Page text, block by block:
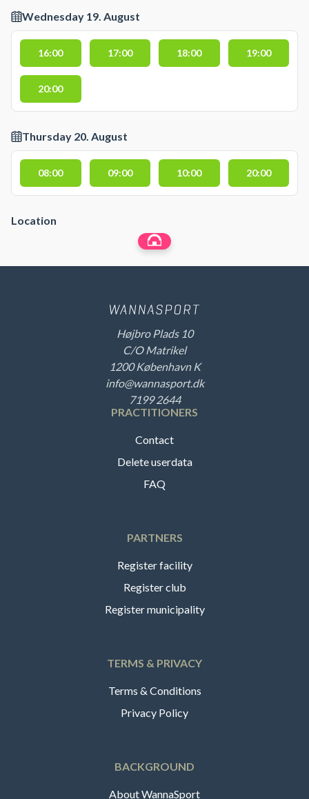
Wednesday 19. August
16:00 17:00 18:00 19:00
20:00
Thursday 20. August
08:00 09:00 10:00 20:00
Location
Højbro Plads 10
C/O Matrikel
1200 København K
info@wannasport.dk
7199 2644
PRACTITIONERS
Contact
Delete userdata
FAQ
PARTNERS
Register facility
Register club
Register municipality
TERMS & PRIVACY
Terms & Conditions
Privacy Policy
BACKGROUND
About WannaSport